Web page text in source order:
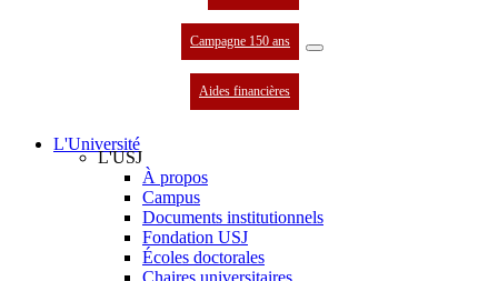
Campagne 150 ans
Aides financières
L'Université
L'USJ
À propos
Campus
Documents institutionnels
Fondation USJ
Écoles doctorales
Chaires universitaires